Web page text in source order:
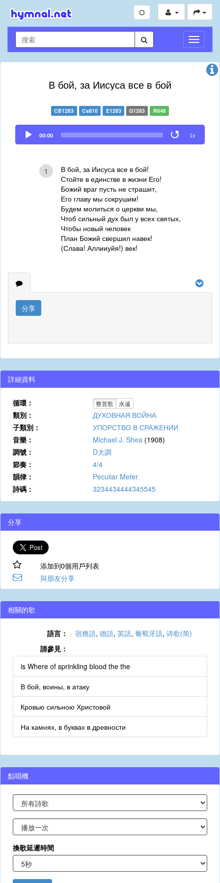
切
換
導
В бой, за Иисуса все в бой
CB1283 Cs810 E1283 G1283 R646
Audio
Player
00:00 1x
1
В бой, за Иисуса все в бой!
Стойте в единстве в жизни Его!
Божий враг пусть не страшит,
Его главу мы сокрушим!
Будем молиться о церкви мы,
Чтоб сильный дух был у всех святых,
Чтобы новый человек
План Божий свершил навек!
(Слава! Аллииуйя!) век!
分享
詳細資料
循環： 整首歌 永遠
類別：
ДУХОВНАЯ ВОЙНА
子類別：
УПОРСТВО В СРАЖЕНИИ
音樂：
Michael J. Shea (1908)
調號：
D大調
節奏：
4/4
韻律：
Peculiar Meter.
詩碼：
3234434444345545
分享
添加到0個用戶列表
與朋友分享
相關的歌
語言： 宿務語, 德語, 英語, 葡萄牙語, 诗歌(简)
請參見：
is Where of sprinkling blood the the
В бой, воины, в атаку
Кровью сильною Христовой
На камнях, в буквах в древности
點唱機
換歌延遲時間